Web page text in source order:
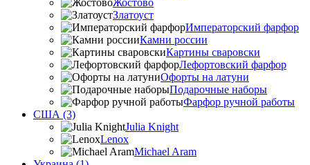
Жостово
Златоуст
Императорский фарфор
Камни россии
Картины сваровски
Лефортовский фарфор
Офорты на латуни
Подарочные наборы
Фарфор ручной работы
США (3)
Julia Knight
Lenox
Michael Aram